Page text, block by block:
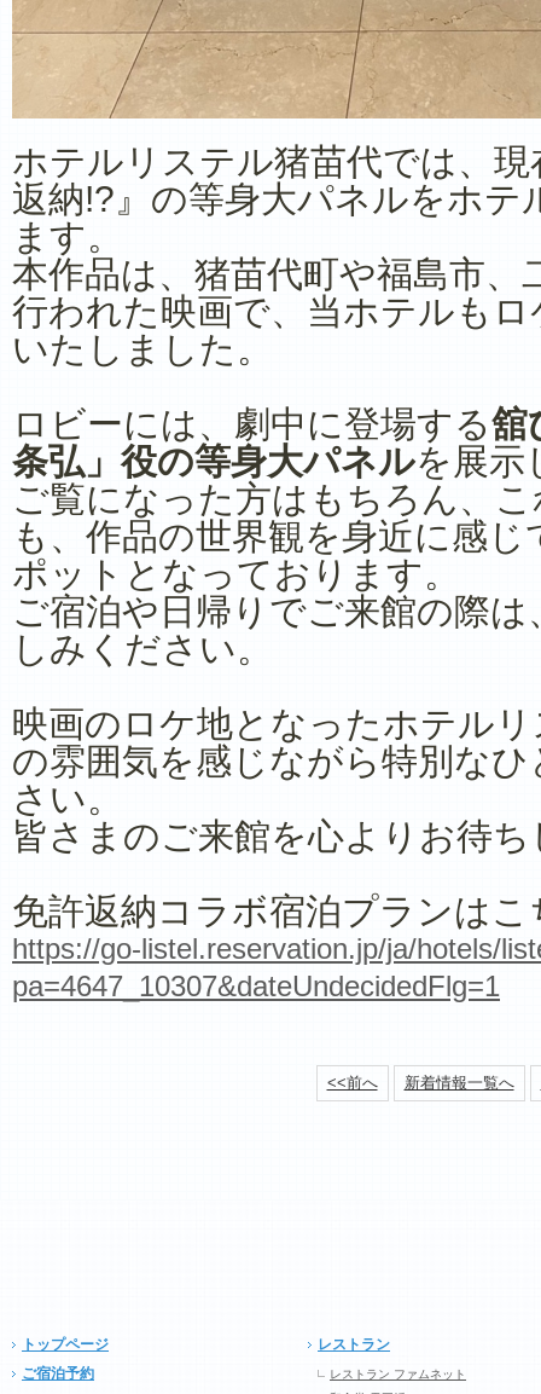
ホテルリステル猪苗代では、
返納!?』の等身大パネルをホテ
ます。
本作品は、猪苗代町や福島市、
行われた映画で、当ホテルも
いたしました。
ロビーには、劇中に登場する舘
条弘」役の等身大パネルを展示
ご覧になった方はもちろん、
も、作品の世界観を身近に感
ポットとなっております。
ご宿泊や日帰りでご来館の際
しみください。
映画のロケ地となったホテル
の雰囲気を感じながら特別な
さい。
皆さまのご来館を心よりお待
免許返納コラボ宿泊プランはこ
https://go-listel.reservation.jp/ja/hotels/
pa=4647_10307&dateUndecidedFlg=1
<<前へ 新着情報一覧へ
トップページ
ご宿泊予約
レストラン
レストラン ファムネット